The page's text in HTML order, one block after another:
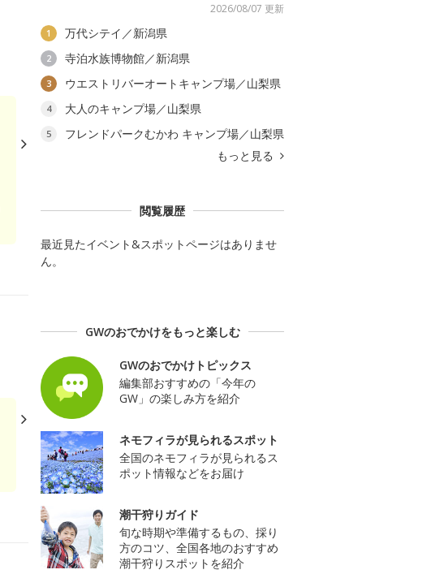
2026/08/07 更新
1 万代シテイ／新潟県
2 寺泊水族博物館／新潟県
3 ウエストリバーオートキャンプ場／山梨県
4 大人のキャンプ場／山梨県
5
フレンドパークむかわ キャンプ場／山梨県
もっと見る
閲覧履歴
最近見たイベント&スポットページはありませ
ん。
GWのおでかけをもっと楽しむ
GWのおでかけトピックス
編集部おすすめの「今年の
GW」の楽しみ方を紹介
ネモフィラが見られるスポット
全国のネモフィラが見られるス
ポット情報などをお届け
潮干狩りガイド
旬な時期や準備するもの、採り
方のコツ、全国各地のおすすめ
潮干狩りスポットを紹介